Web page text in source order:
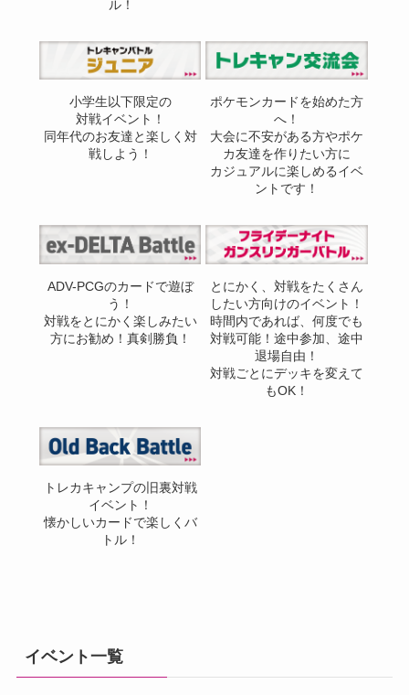
ル！
小学生以下限定の
対戦イベント！
同年代のお友達と楽しく対
戦しよう！
ポケモンカードを始めた方
へ！
大会に不安がある方やポケ
カ友達を作りたい方に
カジュアルに楽しめるイベ
ントです！
ADV-PCGのカードで遊ぼ
う！
対戦をとにかく楽しみたい
方にお勧め！真剣勝負！
とにかく、対戦をたくさん
したい方向けのイベント！
時間内であれば、何度でも
対戦可能！途中参加、途中
退場自由！
対戦ごとにデッキを変えて
もOK！
トレカキャンプの旧裏対戦
イベント！
懐かしいカードで楽しくバ
トル！
イベント一覧